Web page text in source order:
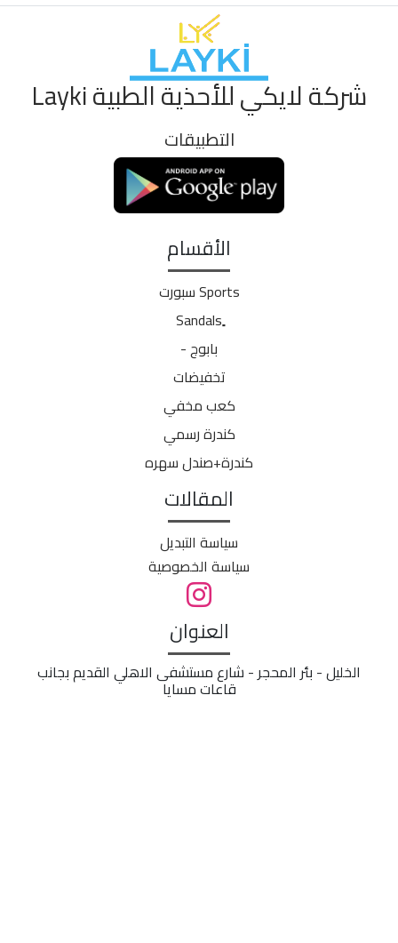
شركة لايكي للأحذية الطبية Layki
التطبيقات
الأقسام
Sports سبورت
بابوج -
تخفيضات
كعب مخفي
كندرة رسمي
كندرة+صندل سهره
المقالات
سياسة التبديل
سياسة الخصوصية
العنوان
الخليل - بئر المحجر - شارع مستشفى الاهلي القديم بجانب
قاعات مسايا